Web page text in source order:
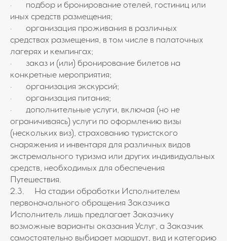
· подбор и бронирование отелей, гостиниц или
иных средств размещения;
· организация проживания в различных
средствах размещения, в том числе в палаточных
лагерях и кемпингах;
· заказ и (или) бронирование билетов на
конкретные мероприятия;
· организация экскурсий;
· организация питания;
· дополнительные услуги, включая (но не
ограничиваясь) услуги по оформлению визы
(нескольких виз), страхованию туристского
снаряжения и инвентаря для различных видов
экстремального туризма или других индивидуальных
средств, необходимых для обеспечения
Путешествия.
2.3. На стадии обработки Исполнителем
первоначального обращения Заказчика
Исполнитель лишь предлагает Заказчику
возможные варианты оказания Услуг, а Заказчик
самостоятельно выбирает маршрут, вид и категорию